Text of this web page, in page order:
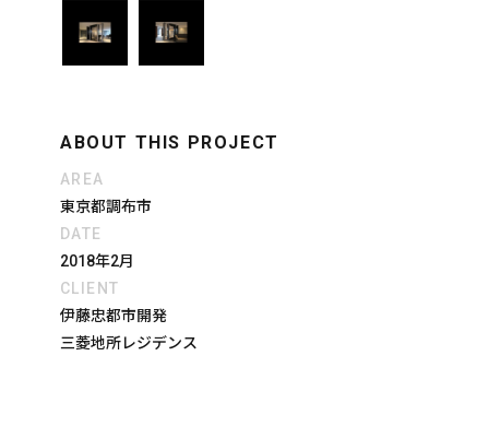
ABOUT THIS PROJECT
AREA
東京都調布市
DATE
2018年2月
CLIENT
伊藤忠都市開発
三菱地所レジデンス